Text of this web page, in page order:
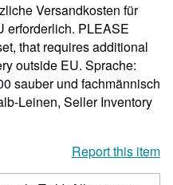
Versandkosten für
erforderlich. PLEASE
that requires additional
outside EU. Sprache:
sauber und fachmännisch
Leinen, Seller Inventory
Report this item